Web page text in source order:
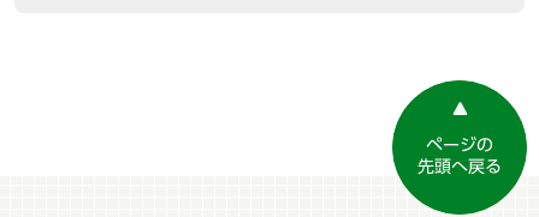
ページの
先頭へ戻る